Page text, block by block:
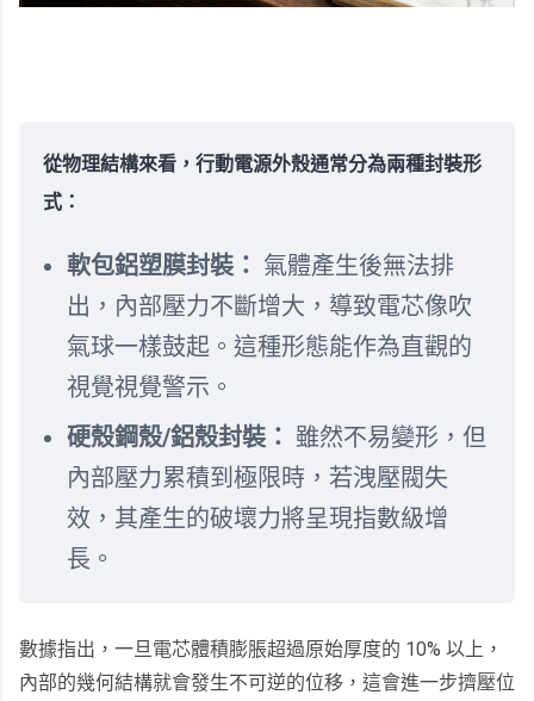
從物理結構來看，行動電源外殼通常分為兩種封裝形
式：
軟包鋁塑膜封裝： 氣體產生後無法排
出，內部壓力不斷增大，導致電芯像吹
氣球一樣鼓起。這種形態能作為直觀的
視覺視覺警示。
硬殼鋼殼/鋁殼封裝： 雖然不易變形，但
內部壓力累積到極限時，若洩壓閥失
效，其產生的破壞力將呈現指數級增
長。
數據指出，一旦電芯體積膨脹超過原始厚度的 10% 以上，
內部的幾何結構就會發生不可逆的位移，這會進一步擠壓位